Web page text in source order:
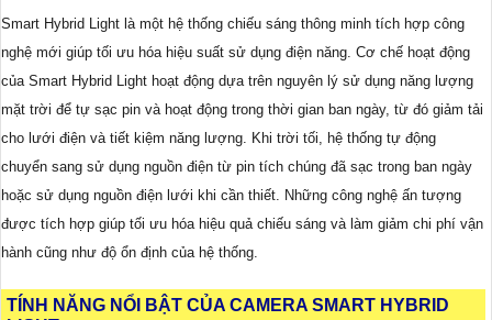
Smart Hybrid Light là một hệ thống chiếu sáng thông minh tích hợp công
nghệ mới giúp tối ưu hóa hiệu suất sử dụng điện năng. Cơ chế hoạt động
của Smart Hybrid Light hoạt động dựa trên nguyên lý sử dụng năng lượng
mặt trời để tự sạc pin và hoạt động trong thời gian ban ngày, từ đó giảm tải
cho lưới điện và tiết kiệm năng lượng. Khi trời tối, hệ thống tự động
chuyển sang sử dụng nguồn điện từ pin tích chúng đã sạc trong ban ngày
hoặc sử dụng nguồn điện lưới khi cần thiết. Những công nghệ ấn tượng
được tích hợp giúp tối ưu hóa hiệu quả chiếu sáng và làm giảm chi phí vận
hành cũng như độ ổn định của hệ thống.
TÍNH NĂNG NỔI BẬT CỦA CAMERA SMART HYBRID